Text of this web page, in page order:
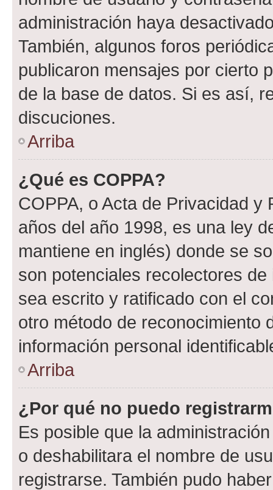
administración haya
También, algunos foros
publicaron mensajes por cierto
de la base de datos. Si es así,
discuciones.
Arriba
¿Qué es COPPA?
COPPA, o Acta de Privacidad
años del año 1998, es una ley
mantiene en inglés) donde se
son potenciales recolectores
sea escrito y ratificado con el
otro método de reconocimiento
información personal
Arriba
¿Por qué no puedo
Es posible que la
o deshabilitara el nombre de
registrarse. También pudo